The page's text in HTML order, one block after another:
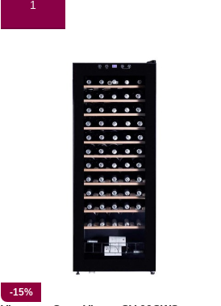
AÑADIR AL CARRITO
-15%